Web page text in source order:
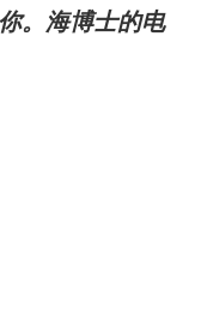
。海博士的电